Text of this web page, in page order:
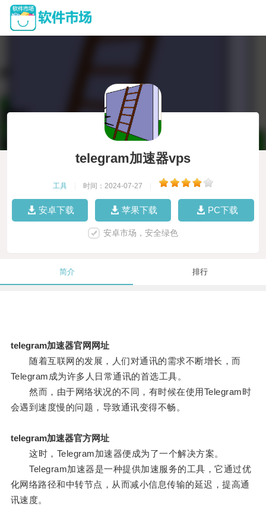
telegram加速器vps
工具 时间：2024-07-27
安卓下载 苹果下载 PC下载
安卓市场，安全绿色
简介 排行
telegram加速器官网网址
随着互联网的发展，人们对通讯的需求不断增长，而
Telegram成为许多人日常通讯的首选工具。
然而，由于网络状况的不同，有时候在使用Telegram时
会遇到速度慢的问题，导致通讯变得不畅。
telegram加速器官方网址
这时，Telegram加速器便成为了一个解决方案。
Telegram加速器是一种提供加速服务的工具，它通过优
化网络路径和中转节点，从而减小信息传输的延迟，提高通
讯速度。